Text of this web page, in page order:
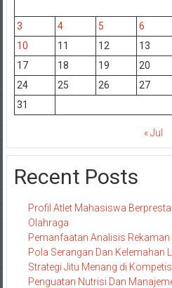
3
4 5 6
10
11 12 13
17
18 19 20
24
25 26 27
31
« Jul
Recent Posts
Profil Atlet Mahasiswa
Olahraga
Pemanfaatan Analisis
Pola Serangan Dan Kelemahan
Strategi Jitu Menang di
Penguatan Nutrisi Dan